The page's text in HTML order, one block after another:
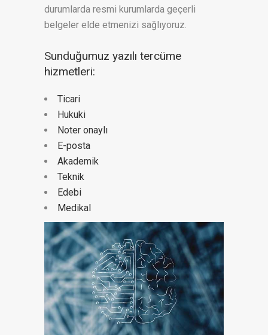
durumlarda resmi kurumlarda geçerli
belgeler elde etmenizi sağlıyoruz.
Sunduğumuz yazılı tercüme
hizmetleri:
Ticari
Hukuki
Noter onaylı
E-posta
Akademik
Teknik
Edebi
Medikal